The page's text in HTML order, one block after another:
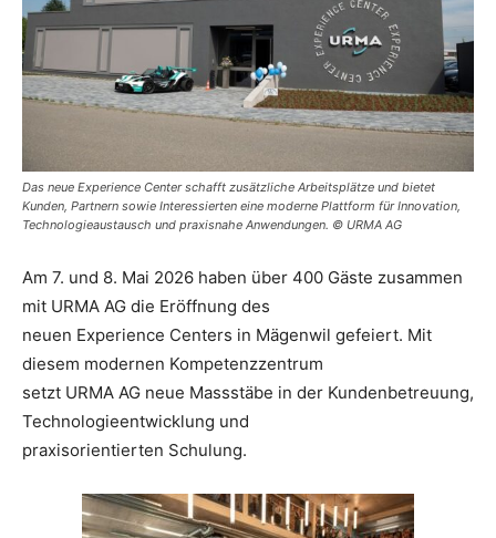
Das neue Experience Center schafft zusätzliche Arbeitsplätze und bietet
Kunden, Partnern sowie Interessierten eine moderne Plattform für Innovation,
Technologieaustausch und praxisnahe Anwendungen. © URMA AG
Am 7. und 8. Mai 2026 haben über 400 Gäste zusammen
mit URMA AG die Eröffnung des
neuen Experience Centers in Mägenwil gefeiert. Mit
diesem modernen Kompetenzzentrum
setzt URMA AG neue Massstäbe in der Kundenbetreuung,
Technologieentwicklung und
praxisorientierten Schulung.